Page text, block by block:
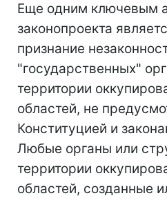
Еще одним ключевым
законопроекта
признание
"государственных"
территории
областей, не
Конституцией и
Любые органы или
территории
областей, созданные